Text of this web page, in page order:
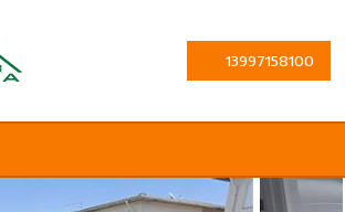
13997158100